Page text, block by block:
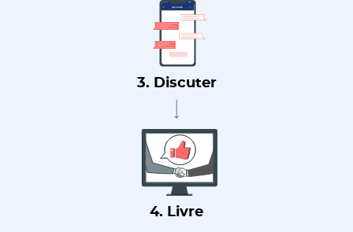
3. Discuter
4. Livre